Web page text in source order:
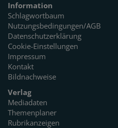
Information
Schlagwortbaum
Nutzungsbedingungen/AGB
Datenschutzerklärung
Cookie-Einstellungen
Impressum
Kontakt
Bildnachweise
Verlag
Mediadaten
Themenplaner
Rubrikanzeigen